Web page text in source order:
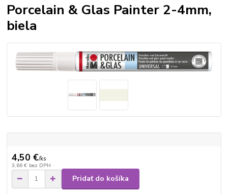
Porcelain & Glas Painter 2-4mm,
biela
4,50 €/ks
3,66 € bez DPH
Pridať do košíka